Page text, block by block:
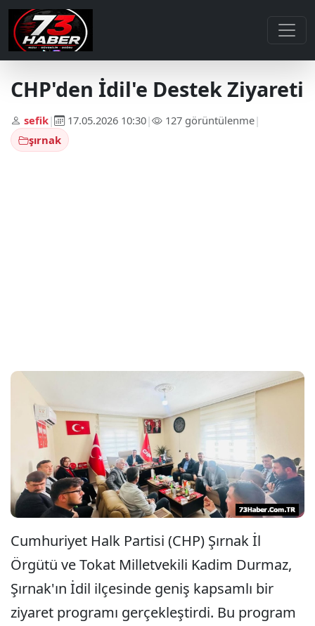
CHP'den İdil'e Destek Ziyareti
sefik| 17.05.2026 10:30| 127 görüntülenme|
şırnak
Cumhuriyet Halk Partisi (CHP) Şırnak İl
Örgütü ve Tokat Milletvekili Kadim Durmaz,
Şırnak'ın İdil ilçesinde geniş kapsamlı bir
ziyaret programı gerçekleştirdi. Bu program